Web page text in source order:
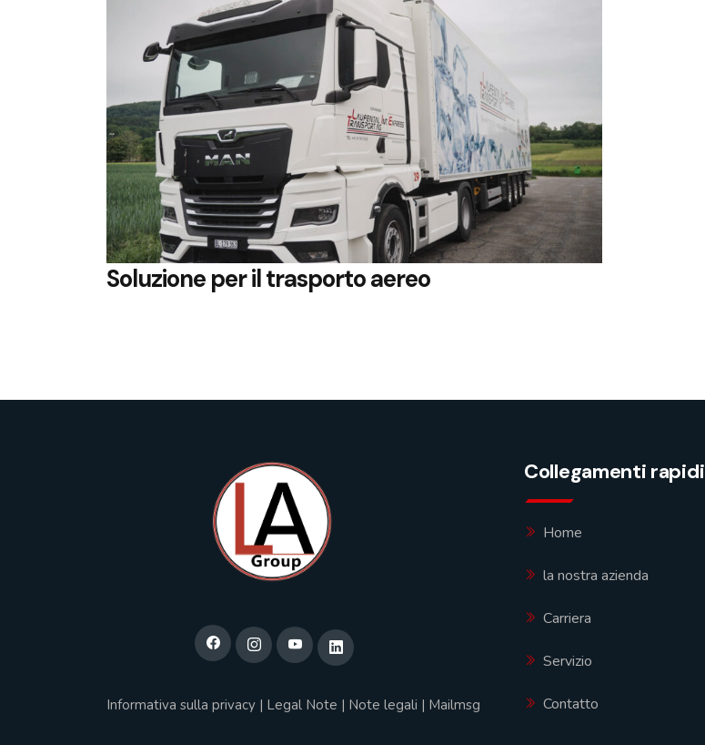
Soluzione per il trasporto aereo
Informativa sulla privacy | Legal Note | Note legali | Mailmsg
Collegamenti rapidi
Home
la nostra azienda
Carriera
Servizio
Contatto